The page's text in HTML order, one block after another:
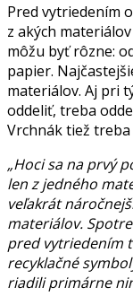
Pred vytriedením
z akých
môžu byť rôzne:
papier.
materiálov. Aj pri
oddeliť, treba
Vrchnák tiež
„Hoci sa na prvý
len z jedného
veľakrát
materiálov.
pred vytriedením
recyklačné
riadili primárne